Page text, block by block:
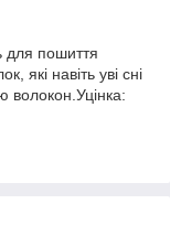
для пошиття
які навіть уві сні
волокон.Уцінка: